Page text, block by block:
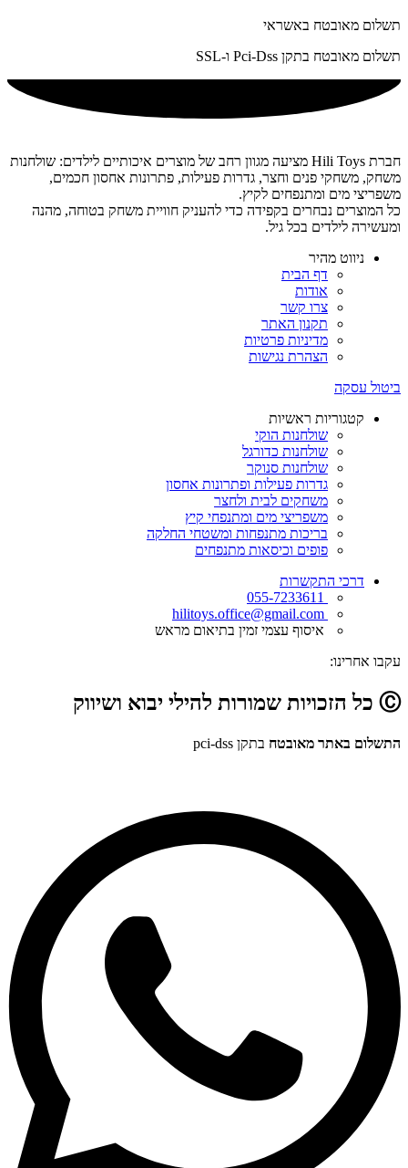
תשלום מאובטח באשראי
תשלום מאובטח בתקן Pci-Dss ו-SSL
חברת Hili Toys מציעה מגוון רחב של מוצרים איכותיים לילדים: שולחנות
משחק, משחקי פנים וחצר, גדרות פעילות, פתרונות אחסון חכמים,
משפריצי מים ומתנפחים לקיץ.
כל המוצרים נבחרים בקפידה כדי להעניק חוויית משחק בטוחה, מהנה
ומעשירה לילדים בכל גיל.
ניווט מהיר
דף הבית
אודות
צרו קשר
תקנון האתר
מדיניות פרטיות
הצהרת נגישות
ביטול עסקה
קטגוריות ראשיות
שולחנות הוקי
שולחנות כדורגל
שולחנות סנוקר
גדרות פעילות ופתרונות אחסון
משחקים לבית ולחצר
משפריצי מים ומתנפחי קיץ
בריכות מתנפחות ומשטחי החלקה
פופים וכיסאות מתנפחים
דרכי התקשרות
איסוף עצמי זמין בתיאום מראש
עקבו אחרינו:
Ⓒ כל הזכויות שמורות להילי יבוא ושיווק
התשלום באתר מאובטח בתקן pci-dss